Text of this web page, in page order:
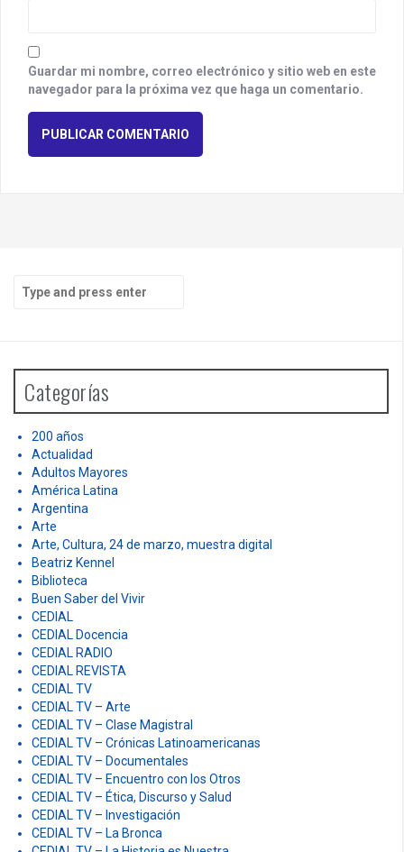
Guardar mi nombre, correo electrónico y sitio web en este
navegador para la próxima vez que haga un comentario.
h
o
Categorías
200 años
Actualidad
Adultos Mayores
América Latina
Argentina
Arte
Arte, Cultura, 24 de marzo, muestra digital
Beatriz Kennel
Biblioteca
Buen Saber del Vivir
CEDIAL
CEDIAL Docencia
CEDIAL RADIO
CEDIAL REVISTA
CEDIAL TV
CEDIAL TV – Arte
CEDIAL TV – Clase Magistral
CEDIAL TV – Crónicas Latinoamericanas
CEDIAL TV – Documentales
CEDIAL TV – Encuentro con los Otros
CEDIAL TV – Ética, Discurso y Salud
CEDIAL TV – Investigación
CEDIAL TV – La Bronca